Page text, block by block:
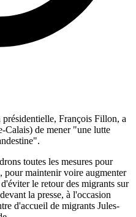
François Fillon, a
Calais) de mener "une lutte
toutes les mesures pour
pour maintenir voire augmenter
le retour des migrants sur
la presse, à l'occasion
d'accueil de migrants Jules-